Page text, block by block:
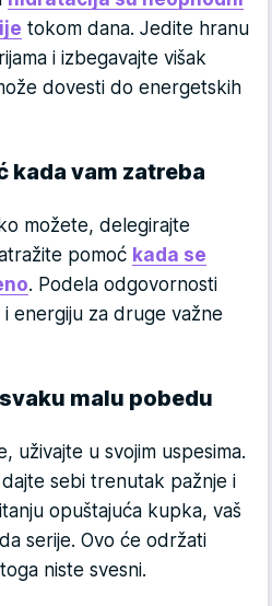
tokom dana. Jedite hranu
i izbegavajte višak
dovesti do energetskih
kada vam zatreba
možete, delegirajte
pomoć kada se
. Podela odgovornosti
energiju za druge važne
malu pobedu
uživajte u svojim uspesima.
sebi trenutak pažnje i
opuštajuća kupka, vaš
serije. Ovo će održati
niste svesni.